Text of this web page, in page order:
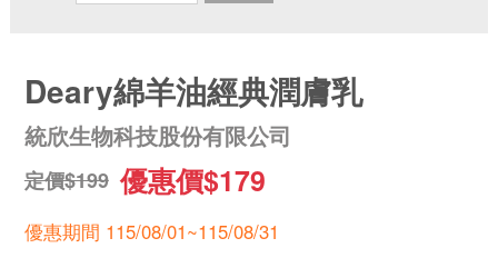
Deary綿羊油經典潤膚乳
統欣生物科技股份有限公司
定價$199 優惠價$179
優惠期間 115/08/01~115/08/31